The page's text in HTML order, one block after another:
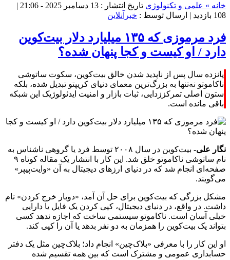
خانه » علمی و تکنولوژی تاریخ انتشار : 13 دسامبر 2025 - 21:06 |
108 بازدید
| ارسال توسط : خبرآنلاین
فرد مرموزی که ۱۳۵ میلیارد دلار بیت‌کوین
دارد / او کیست و کجا پنهان شده؟
پانزده سال پس از ناپدید شدن خالق بیت‌کوین، سکوت ساتوشی
ناکاموتو نه‌تنها به بزرگ‌ترین معمای دنیای کریپتو تبدیل شده، بلکه
ستون اصلی تمرکززدایی، ثبات بازار و امنیت ایدئولوژیک این شبکه
باقی مانده است.
نگار علی-
بیت‌کوین در سال ۲۰۰۸ توسط فرد یا گروهی ناشناس به
نام ساتوشی ناکاموتو خلق شد. این کار با انتشار یک مقاله کوتاه ۹
صفحه‌ای انجام شد که در دنیای ارزهای دیجیتال به آن «وایت‌پیپر»
می‌گویند.
مشکل بزرگی که بیت‌کوین برای حل آن آمد، «دوبار خرج کردن» نام
داشت. در واقع، در دنیای دیجیتال، کپی کردن یک فایل یا دارایی
خیلی آسان است. ناکاموتو سیستمی ساخت که اجازه ندهد کسی
بتواند یک بیت‌کوین را همزمان به دو نفر بدهد یا آن را کپی کند.
او این کار را با معرفی «بلاک‌چین» انجام داد؛ بلاک‌چین مثل یک دفتر
حسابداری عمومی و مشترک است که بین همه تقسیم شده